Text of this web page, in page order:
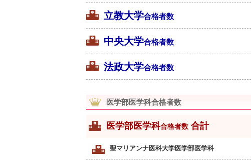
立教大学合格者数
中央大学合格者数
法政大学合格者数
医学部医学科合格者数
医学部医学科合格者数 合計
聖マリアンナ医科大学医学部医学科